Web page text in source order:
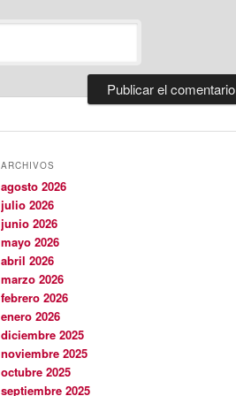
ARCHIVOS
agosto 2026
julio 2026
junio 2026
mayo 2026
abril 2026
marzo 2026
febrero 2026
enero 2026
diciembre 2025
noviembre 2025
octubre 2025
septiembre 2025